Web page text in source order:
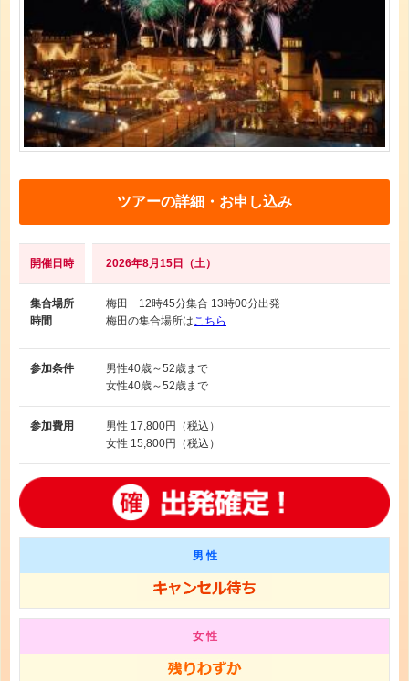
ツアーの詳細・お申し込み
開催日時 2026年8月15日（土）
集合場所
時間
梅田 12時45分集合 13時00分出発
梅田の集合場所は こちら
参加条件 男性40歳～52歳まで
女性40歳～52歳まで
参加費用 男性 17,800円（税込）
女性 15,800円（税込）
男 性
女 性